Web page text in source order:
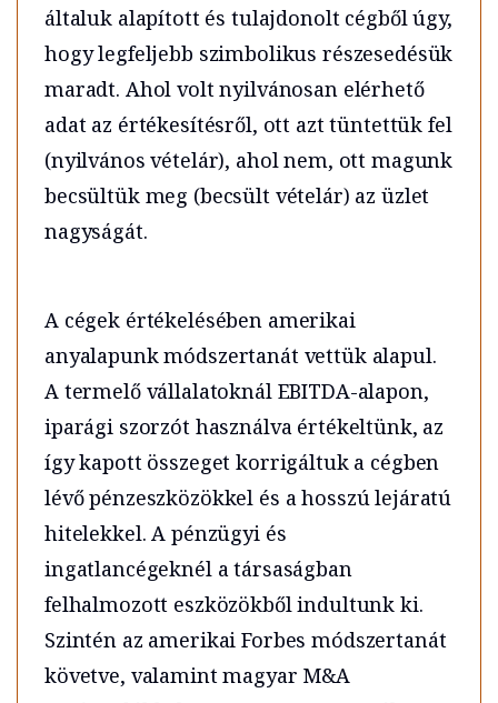
általuk alapított és tulajdonolt cégből úgy,
hogy legfeljebb szimbolikus részesedésük
maradt. Ahol volt nyilvánosan elérhető
adat az értékesítésről, ott azt tüntettük fel
(nyilvános vételár), ahol nem, ott magunk
becsültük meg (becsült vételár) az üzlet
nagyságát.
A cégek értékelésében amerikai
anyalapunk módszertanát vettük alapul.
A termelő vállalatoknál EBITDA-alapon,
iparági szorzót használva értékeltünk, az
így kapott összeget korrigáltuk a cégben
lévő pénzeszközökkel és a hosszú lejáratú
hitelekkel. A pénzügyi és
ingatlancégeknél a társaságban
felhalmozott eszközökből indultunk ki.
Szintén az amerikai Forbes módszertanát
követve, valamint magyar M&A